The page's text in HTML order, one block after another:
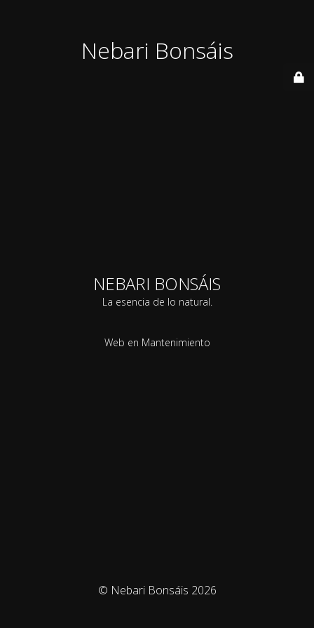
Nebari Bonsáis
NEBARI BONSÁIS
La esencia de lo natural.
Web en Mantenimiento
© Nebari Bonsáis 2026